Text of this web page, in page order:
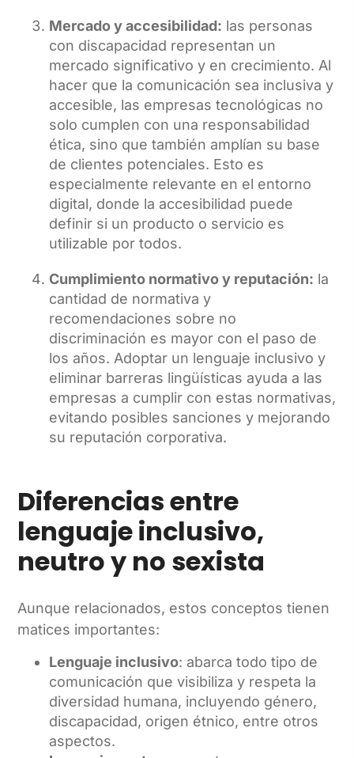
Mercado y accesibilidad: las personas
con discapacidad representan un
mercado significativo y en crecimiento. Al
hacer que la comunicación sea inclusiva y
accesible, las empresas tecnológicas no
solo cumplen con una responsabilidad
ética, sino que también amplían su base
de clientes potenciales. Esto es
especialmente relevante en el entorno
digital, donde la accesibilidad puede
definir si un producto o servicio es
utilizable por todos.
Cumplimiento normativo y reputación: la
cantidad de normativa y
recomendaciones sobre no
discriminación es mayor con el paso de
los años. Adoptar un lenguaje inclusivo y
eliminar barreras lingüísticas ayuda a las
empresas a cumplir con estas normativas,
evitando posibles sanciones y mejorando
su reputación corporativa.
Diferencias entre
lenguaje inclusivo,
neutro y no sexista
Aunque relacionados, estos conceptos tienen
matices importantes:
Lenguaje inclusivo: abarca todo tipo de
comunicación que visibiliza y respeta la
diversidad humana, incluyendo género,
discapacidad, origen étnico, entre otros
aspectos.